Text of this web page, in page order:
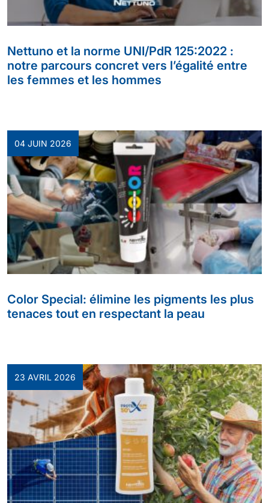
Nettuno et la norme UNI/PdR 125:2022 :
notre parcours concret vers l’égalité entre
les femmes et les hommes
04 JUIN 2026
Color Special: élimine les pigments les plus
tenaces tout en respectant la peau
23 AVRIL 2026